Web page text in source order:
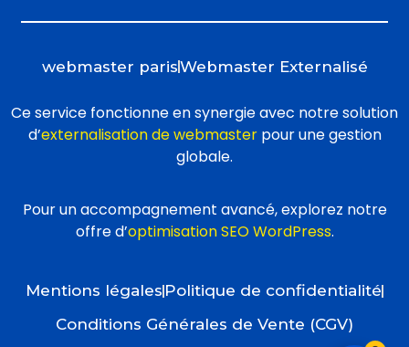
webmaster parisWebmaster Externalisé
Ce service fonctionne en synergie avec notre solution
d’externalisation de webmasterpour une gestion
globale.
Pour un accompagnement avancé, explorez notre
offre d’optimisation SEO WordPress.
Mentions légales Politique de confidentialité
Conditions Générales de Vente (CGV)